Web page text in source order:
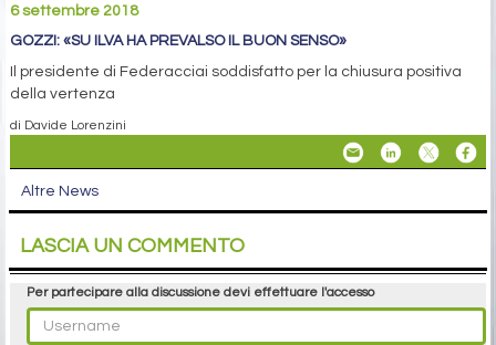
6 settembre 2018
GOZZI: «SU ILVA HA PREVALSO IL BUON SENSO»
Il presidente di Federacciai soddisfatto per la chiusura positiva
della vertenza
di Davide Lorenzini
Altre News
LASCIA UN COMMENTO
Per partecipare alla discussione devi effettuare l'accesso